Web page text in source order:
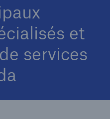
et
services